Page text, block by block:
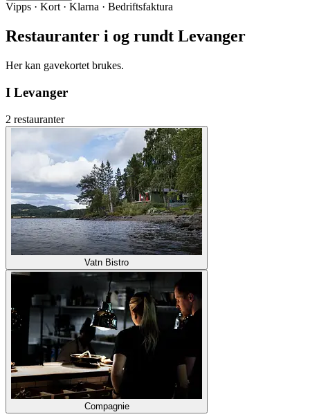
Vipps · Kort · Klarna · Bedriftsfaktura
Restauranter i og rundt Levanger
Her kan gavekortet brukes.
I Levanger
2 restauranter
Vatn Bistro
Compagnie